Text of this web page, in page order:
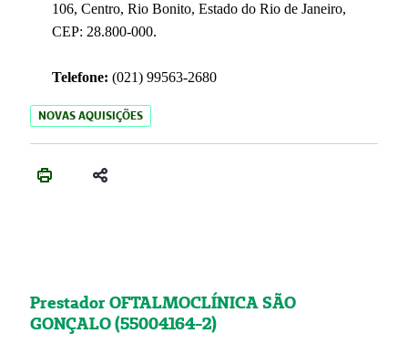
106, Centro, Rio Bonito, Estado do Rio de Janeiro,
CEP: 28.800-000.
Telefone: (021) 99563-2680
NOVAS AQUISIÇÕES
Prestador OFTALMOCLÍNICA SÃO
GONÇALO (55004164-2)